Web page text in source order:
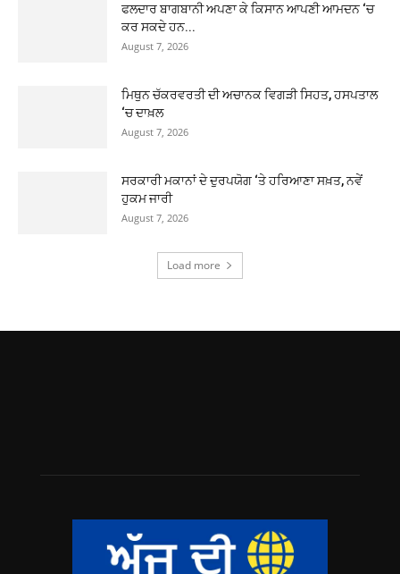
ਫਲਦਾਰ ਬਾਗਬਾਨੀ ਅਪਣਾ ਕੇ ਕਿਸਾਨ ਆਪਣੀ ਆਮਦਨ ‘ਚ
ਕਰ ਸਕਦੇ ਹਨ...
August 7, 2026
ਮਿਥੁਨ ਚੱਕਰਵਰਤੀ ਦੀ ਅਚਾਨਕ ਵਿਗੜੀ ਸਿਹਤ, ਹਸਪਤਾਲ
‘ਚ ਦਾਖ਼ਲ
August 7, 2026
ਸਰਕਾਰੀ ਮਕਾਨਾਂ ਦੇ ਦੁਰਪਯੋਗ ‘ਤੇ ਹਰਿਆਣਾ ਸਖ਼ਤ, ਨਵੇਂ
ਹੁਕਮ ਜਾਰੀ
August 7, 2026
Load more